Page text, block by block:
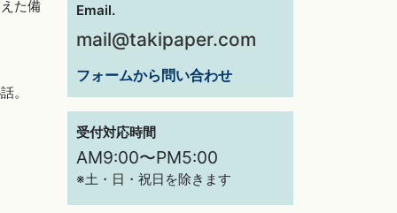
た備
。
Email.
mail@takipaper.com
フォームから問い合わせ
受付対応時間
AM9:00〜PM5:00
※土・日・祝日を除きます